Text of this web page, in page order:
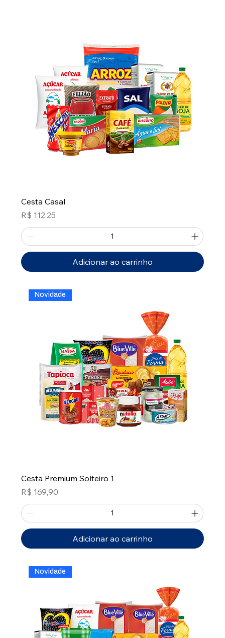
Cesta Casal
Preço
R$ 112,25
Adicionar ao carrinho
Novidade
Cesta Premium Solteiro 1
Preço
R$ 169,90
Adicionar ao carrinho
Novidade